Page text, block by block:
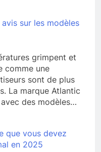
sur les modèles
grimpent et
comme une
sont de plus
La marque Atlantic
des modèles…
que vous devez
en 2025